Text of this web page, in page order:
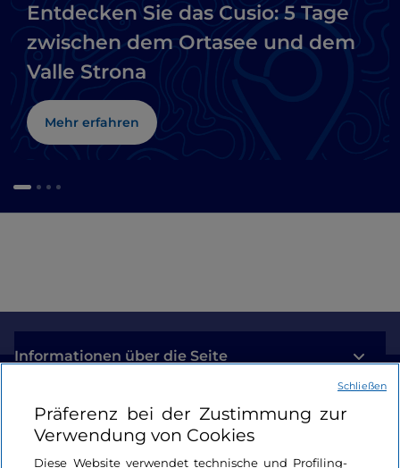
Entdecken Sie das Cusio: 5 Tage
zwischen dem Ortasee und dem
Valle Strona
Mehr erfahren
Informationen über die Seite
Nützliche Links
Login
Präferenz bei der Zustimmung zur
Verwendung von Cookies
Diese Website verwendet technische und Profiling-
Schließen